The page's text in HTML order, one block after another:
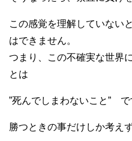
この感覚を理解していない
はできません。
つまり、この不確実な世界
とは
”死んでしまわないこと” で
勝つときの事だけしか考え